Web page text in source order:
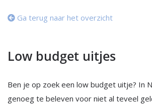
Ga terug naar het overzicht
Low budget uitjes
Ben je op zoek een low budget uitje? In
genoeg te beleven voor niet al teveel